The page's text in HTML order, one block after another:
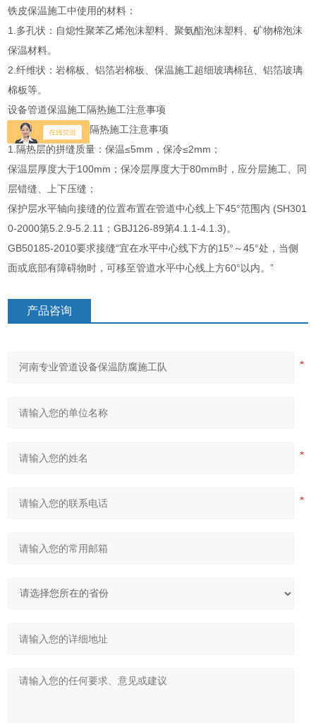
铁皮保温施工中使用的材料：
1.多孔状：自熄性聚苯乙烯泡沫塑料、聚氨酯泡沫塑料、矿物棉泡沫
保温材料。
2.纤维状：岩棉板、铝箔岩棉板、保温施工超细玻璃棉毡、铝箔玻璃
棉板等。
设备管道保温施工隔热施工注意事项
设备管道保温施工隔热施工注意事项
1.隔热层的拼缝质量：保温≤5mm，保冷≤2mm；
保温层厚度大于100mm；保冷层厚度大于80mm时，应分层施工、同
层错缝、上下压缝；
保护层水平轴向接缝的位置布置在管道中心线上下45°范围内 (SH301
0-2000第5.2.9-5.2.11；GBJ126-89第4.1.1-4.1.3)。
GB50185-2010要求接缝“宜在水平中心线下方的15°～45°处，当侧
面或底部有障碍物时，可移至管道水平中心线上方60°以内。”
产品咨询